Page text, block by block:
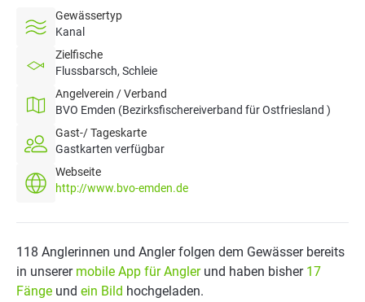
Gewässertyp
Kanal
Zielfische
Flussbarsch, Schleie
Angelverein / Verband
BVO Emden (Bezirksfischereiverband für Ostfriesland )
Gast-/ Tageskarte
Gastkarten verfügbar
Webseite
http://www.bvo-emden.de
118 Anglerinnen und Angler folgen dem Gewässer bereits
in unserer mobile App für Anglerund haben bisher 17
Fänge und ein Bild hochgeladen.